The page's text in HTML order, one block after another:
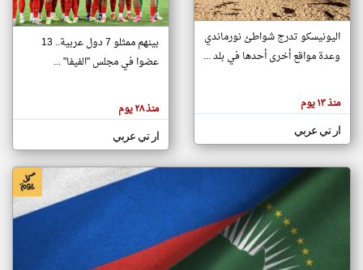
تغيير الدولة
اخبار جزر القمر على مدار الساعة
أهم اخبار جزر القمر العاجلة والمباشرة
هنا عن
وجهة
كاتبيها.
اليونيسكو تدرج شواطئ نورماندي
وعدة مواقع أخرى أحدها في بلد ...
منذ ١٣ يوم
ار تي عربي
بينهم ممثلو 7 دول عربية.. 13
عضوا في مجلس "الفيفا" ...
منذ ٢٨ يوم
ار تي عربي
klyoum.com